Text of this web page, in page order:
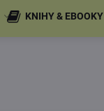
KNIHY & EBOOKY